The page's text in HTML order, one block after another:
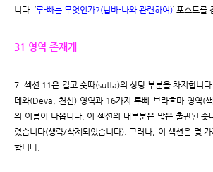
니다. ‘루-빠는 무엇인가?(닙바-나와 관련하여)’ 포스트를
31 영역 존재계
7. 섹션 11은 길고 숫따(sutta)의 상당 부분을 차지합니다
데와(Deva, 천신) 영역과 16가지 루삐 브라흐마 영역(
의 이름이 나옵니다. 이 섹션의 대부분은 많은 출판된
렸습니다(생략/삭제되었습니다). 그러나, 이 섹션은 몇
합니다.